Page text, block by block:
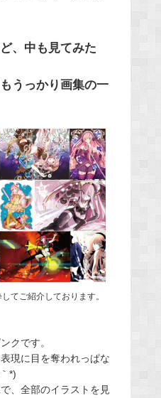
、中も見てみた
うっかり画集の一
てご紹介しております。
クです。
現に目を奪われっぱな
*)
、全部のイラストを見